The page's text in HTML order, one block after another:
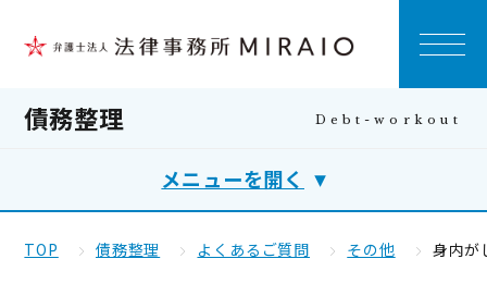
債務整理
メニューを開く
TOP 債務整理 よくあるご質問 その他 身内が